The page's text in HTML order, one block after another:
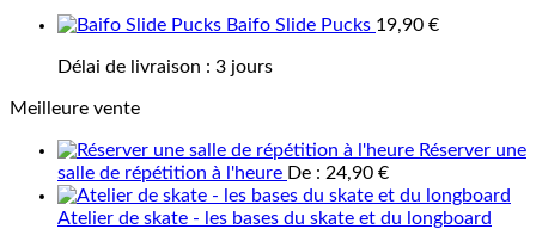
Baifo Slide Pucks 19,90 €
Délai de livraison : 3 jours
Meilleure vente
Réserver une
salle de répétition à l'heure De : 24,90 €
Atelier de skate - les bases du skate et du longboard